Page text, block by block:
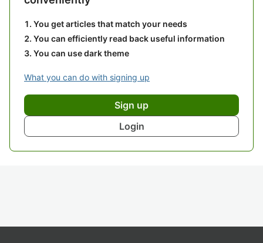
You get articles that match your needs
You can efficiently read back useful information
You can use dark theme
What you can do with signing up
Sign up
Login